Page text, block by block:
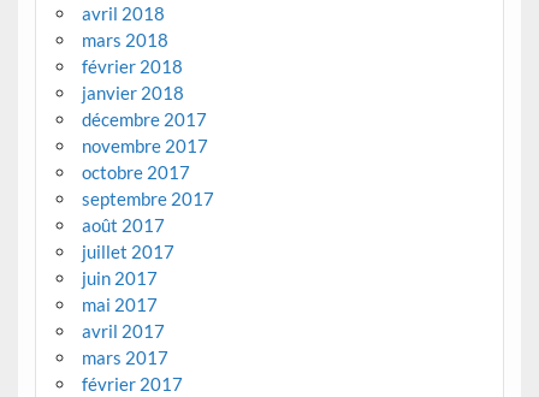
avril 2018
mars 2018
février 2018
janvier 2018
décembre 2017
novembre 2017
octobre 2017
septembre 2017
août 2017
juillet 2017
juin 2017
mai 2017
avril 2017
mars 2017
février 2017